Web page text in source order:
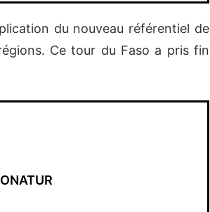
du nouveau référentiel de
Ce tour du Faso a pris fin